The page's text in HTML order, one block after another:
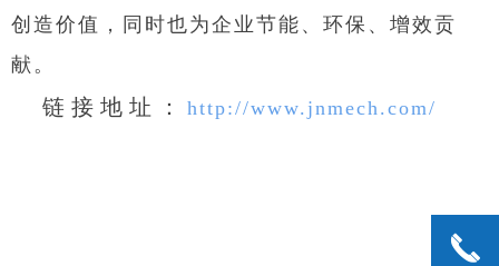
创造价值，同时也为企业节能、环保、增效贡
献。
链接地址： http://www.jnmech.com/
끅